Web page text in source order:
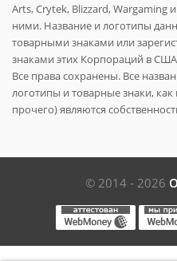
Arts, Crytek, Blizzard, Wargaming
ними. Название и логотипы
товарными знаками или
знаками этих Корпораций в
Все права сохранены. Все
логотипы и товарные знаки,
прочего) являются
© 2014 - 2026